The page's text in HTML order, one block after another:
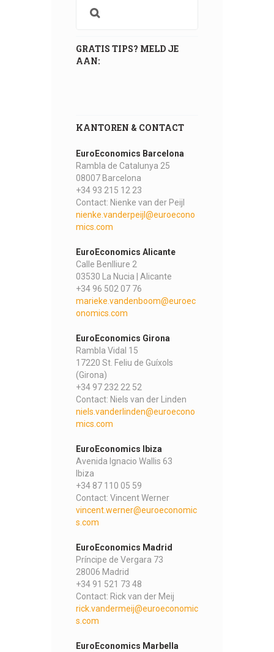
GRATIS TIPS? MELD JE
AAN:
KANTOREN & CONTACT
EuroEconomics Barcelona
Rambla de Catalunya 25
08007 Barcelona
+34 93 215 12 23
Contact: Nienke van der Peijl
nienke.vanderpeijl@euroecono
mics.com
EuroEconomics Alicante
Calle Benlliure 2
03530 La Nucia | Alicante
+34 96 502 07 76
marieke.vandenboom@euroec
onomics.com
EuroEconomics Girona
Rambla Vidal 15
17220 St. Feliu de Guíxols
(Girona)
+34 97 232 22 52
Contact: Niels van der Linden
niels.vanderlinden@euroecono
mics.com
EuroEconomics Ibiza
Avenida Ignacio Wallis 63
Ibiza
+34 87 110 05 59
Contact: Vincent Werner
vincent.werner@euroeconomic
s.com
EuroEconomics Madrid
Príncipe de Vergara 73
28006 Madrid
+34 91 521 73 48
Contact: Rick van der Meij
rick.vandermeij@euroeconomic
s.com
EuroEconomics Marbella